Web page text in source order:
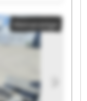
Vermietung
Robert
+
Vermietung
Robert
+
Robert
+
Kleinanzeige